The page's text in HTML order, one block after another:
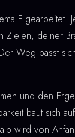
F gearbeitet.
Zielen, deiner
Weg passt
und den
baut sich
wird von